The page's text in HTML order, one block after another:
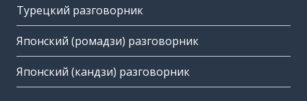
Турецкий разговорник
Японский (ромадзи) разговорник
Японский (кандзи) разговорник